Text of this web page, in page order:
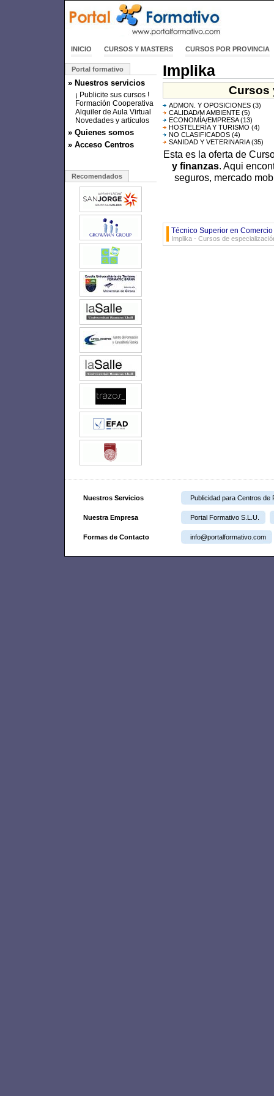
INICIO CURSOS Y MASTERS CURSOS POR PROVINCIA
Portal formativo
» Nuestros servicios
¡ Publicite sus cursos !
Formación Cooperativa
Alquiler de Aula Virtual
Novedades y artículos
» Quienes somos
» Acceso Centros
Recomendados
Implika
Cursos
ADMON. Y OPOSICIONES (3)
CALIDAD/M AMBIENTE (5)
ECONOMÍA/EMPRESA(13)
HOSTELERÍA Y TURISMO (4)
NO CLASIFICADOS (4)
SANIDAD Y VETERINARIA(35)
Esta es la oferta de
y finanzas. Aqui
seguros, mercado
Técnico Superior en
Implika - Cursos de
Nuestros Servicios Publicidad para Centros de
Nuestra Empresa Portal Formativo S.L.U.
Formas de Contacto info@portalformativo.com